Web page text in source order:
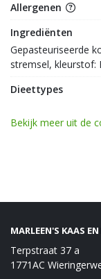
Allergenen
Ingrediënten
Gepasteuriseerde
stremsel, kleurstof:
Dieettypes
Bekijk meer uit de
MARLEEN'S KAAS
Terpstraat 37 a
1771AC